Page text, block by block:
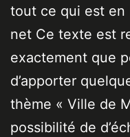
tout ce qui est en
net Ce texte est
exactement que
d’apporter
thème « Ville de
possibilité de